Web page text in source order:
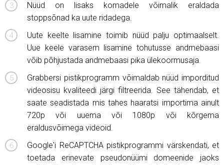
Nüüd on lisaks komadele võimalik eraldada
stoppsõnad ka uute ridadega.
Uute keelte lisamine toimib nüüd palju optimaalselt.
Uue keele varasem lisamine tohutusse andmebaasi
võib põhjustada andmebaasi pika ülekoormusaja.
Grabbersi pistikprogramm võimaldab nüüd imporditud
videosisu kvaliteedi järgi filtreerida. See tähendab, et
saate seadistada mis tahes haaratsi importima ainult
720p või uuema või 1080p või kõrgema
eraldusvõimega videoid.
Google'i ReCAPTCHA pistikprogrammi värskendati, et
toetada erinevate pseudonüümi domeenide jaoks